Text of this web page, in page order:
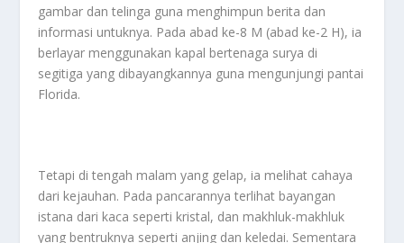
gambar dan telinga guna menghimpun berita dan
informasi untuknya. Pada abad ke-8 M (abad ke-2 H), ia
berlayar menggunakan kapal bertenaga surya di
segitiga yang dibayangkannya guna mengunjungi pantai
Florida.
Tetapi di tengah malam yang gelap, ia melihat cahaya
dari kejauhan. Pada pancarannya terlihat bayangan
istana dari kaca seperti kristal, dan makhluk-makhluk
yang bentruknya seperti anjing dan keledai. Sementara